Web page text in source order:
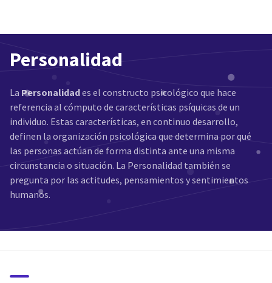
Personalidad
La Personalidades el constructo psicológico que hace
referencia al cómputo de características psíquicas de un
individuo. Estas características, en continuo desarrollo,
definen la organización psicológica que determina por qué
las personas actúan de forma distinta ante una misma
circunstancia o situación. La Personalidad también se
pregunta por las actitudes, pensamientos y sentimientos
humanos.